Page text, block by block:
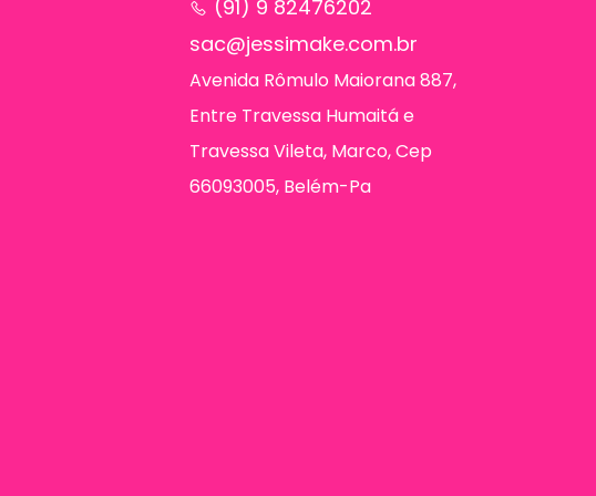
(91) 9 82476202
sac@jessimake.com.br
Avenida Rômulo Maiorana 887,
Entre Travessa Humaitá e
Travessa Vileta, Marco, Cep
66093005, Belém-Pa